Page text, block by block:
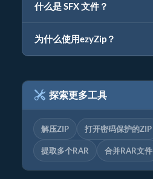
什么是 SFX 文件？
为什么使用ezyZip？
探索更多工具
解压ZIP 打开密码保护的ZIP
提取多个RAR 合并RAR文件